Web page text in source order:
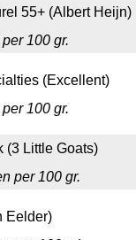
55+ (Albert Heijn)
100 gr.
(Excellent)
100 gr.
(3 Little Goats)
per 100 gr.
Eelder)